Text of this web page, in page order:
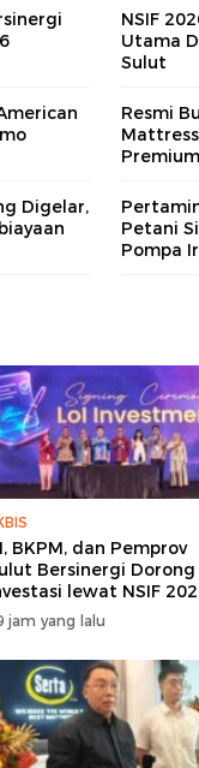
NSIF
Utama
Sulut
Resmi
Premium
Digelar,
Petani
Pompa
BKPM, dan Pemprov
Bersinergi Dorong
lewat NSIF
jam yang lalu